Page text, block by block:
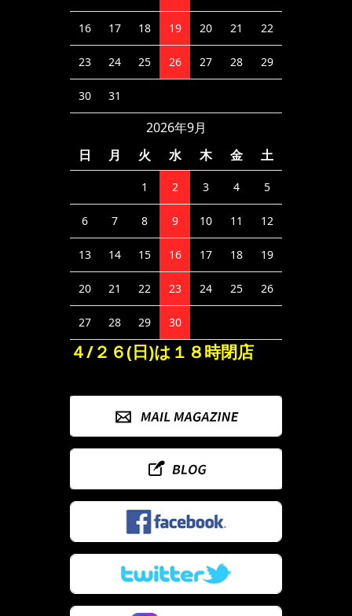
16 17 18 19 20 21 22
23 24 25 26 27 28 29
30 31
2026年9月
日
月 火 水 木 金 土
1 2 3 4 5
6 7 8 9 10 11 12
13 14 15 16 17 18 19
20 21 22 23 24 25 26
27 28 29 30
４/２６(日)は１８時閉店